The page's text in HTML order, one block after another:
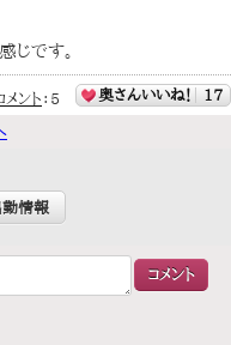
じです。
メント ： 5 奥さんいいね！ 17
勤情報